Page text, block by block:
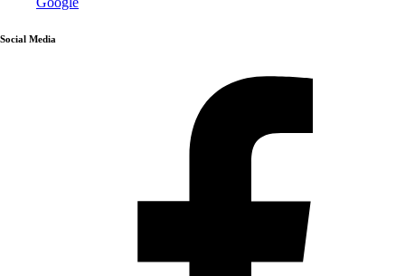
Social Media